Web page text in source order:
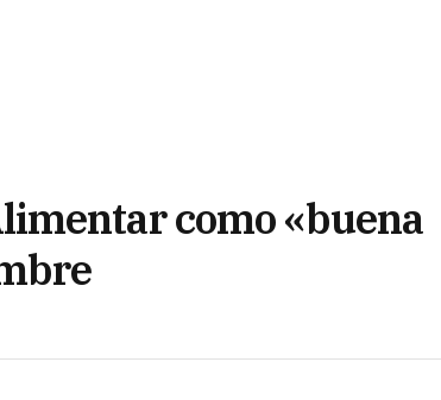
como «buena